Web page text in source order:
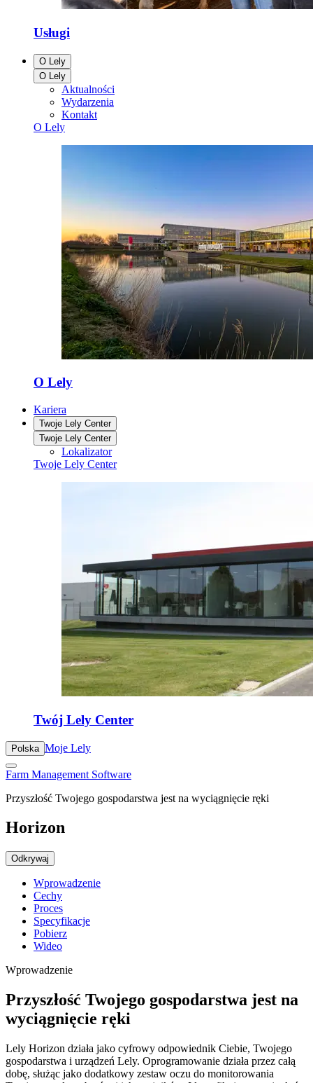
Usługi
O Lely
O Lely
Aktualności
Wydarzenia
Kontakt
O Lely
O Lely
Kariera
Twoje Lely Center
Twoje Lely Center
Lokalizator
Twoje Lely Center
Twój Lely Center
Polska Moje Lely
Farm Management Software
Przyszłość Twojego gospodarstwa jest na wyciągnięcie ręki
Horizon
Odkrywaj
Wprowadzenie
Cechy
Proces
Specyfikacje
Pobierz
Wideo
Wprowadzenie
Przyszłość Twojego gospodarstwa jest na
wyciągnięcie ręki
Lely Horizon działa jako cyfrowy odpowiednik Ciebie, Twojego
gospodarstwa i urządzeń Lely. Oprogramowanie działa przez całą
dobę, służąc jako dodatkowy zestaw oczu do monitorowania